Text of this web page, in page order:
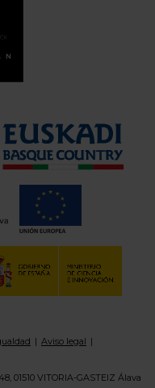
Aviso legal
01510 VITORIA-GASTEIZ Álava